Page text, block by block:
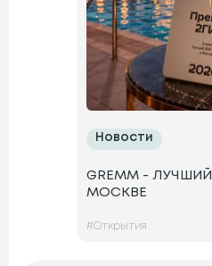
Новости
GREMM -
МОСКВЕ
#Открытия